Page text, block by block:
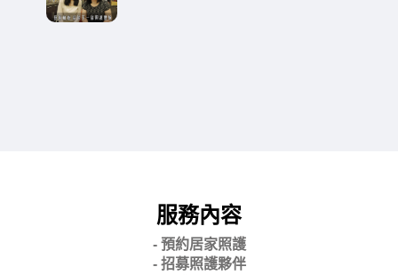
服務內容
- 預約居家照護
- 招募照護夥伴